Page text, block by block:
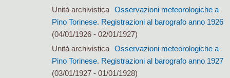
Unità archivistica Osservazioni meteorologiche a
Pino Torinese. Registrazioni al barografo anno 1926
(04/01/1926 - 02/01/1927)
Unità archivistica Osservazioni meteorologiche a
Pino Torinese. Registrazioni al barografo anno 1927
(03/01/1927 - 01/01/1928)